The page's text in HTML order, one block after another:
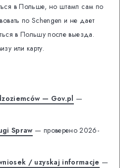
в Польше, но штамп сам по
по Schengen и не дает
в Польшу после выезда.
или карту.
— Gov.pl —
Spraw— проверено 2026-
/ uzyskaj informacje —